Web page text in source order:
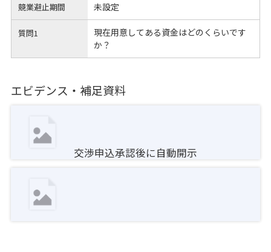
競業避止期間 未設定
質問1
現在用意してある資金はどのくらいです
か？
エビデンス・補足資料
交渉申込承認後に自動開示